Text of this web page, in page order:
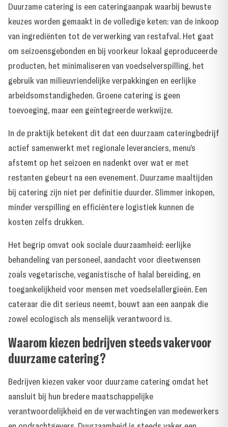
Duurzame catering is een cateringaanpak waarbij bewuste
keuzes worden gemaakt in de volledige keten: van de inkoop
van ingrediënten tot de verwerking van restafval. Het gaat
om seizoensgebonden en bij voorkeur lokaal geproduceerde
producten, het minimaliseren van voedselverspilling, het
gebruik van milieuvriendelijke verpakkingen en eerlijke
arbeidsomstandigheden. Groene catering is geen
toevoeging, maar een geïntegreerde werkwijze.
In de praktijk betekent dit dat een duurzaam cateringbedrijf
actief samenwerkt met regionale leveranciers, menu’s
afstemt op het seizoen en nadenkt over wat er met
restanten gebeurt na een evenement. Duurzame maaltijden
bij catering zijn niet per definitie duurder. Slimmer inkopen,
minder verspilling en efficiëntere logistiek kunnen de
kosten zelfs drukken.
Het begrip omvat ook sociale duurzaamheid: eerlijke
behandeling van personeel, aandacht voor dieetwensen
zoals vegetarische, veganistische of halal bereiding, en
toegankelijkheid voor mensen met voedselallergieën. Een
cateraar die dit serieus neemt, bouwt aan een aanpak die
zowel ecologisch als menselijk verantwoord is.
Waarom kiezen bedrijven steeds vaker voor
duurzame catering?
Bedrijven kiezen vaker voor duurzame catering omdat het
aansluit bij hun bredere maatschappelijke
verantwoordelijkheid en de verwachtingen van medewerkers